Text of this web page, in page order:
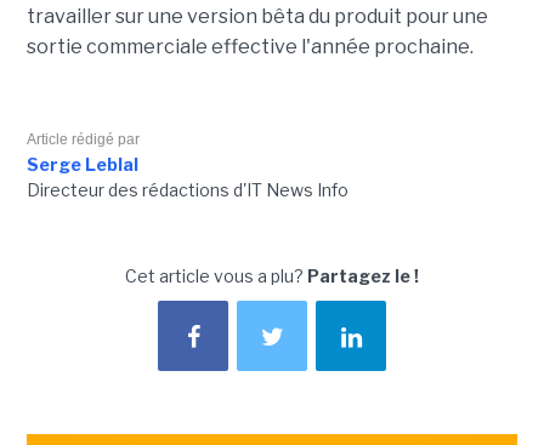
travailler sur une version bêta du produit pour une
sortie commerciale effective l'année prochaine.
Article rédigé par
Serge Leblal
Directeur des rédactions d'IT News Info
Cet article vous a plu? Partagez le !